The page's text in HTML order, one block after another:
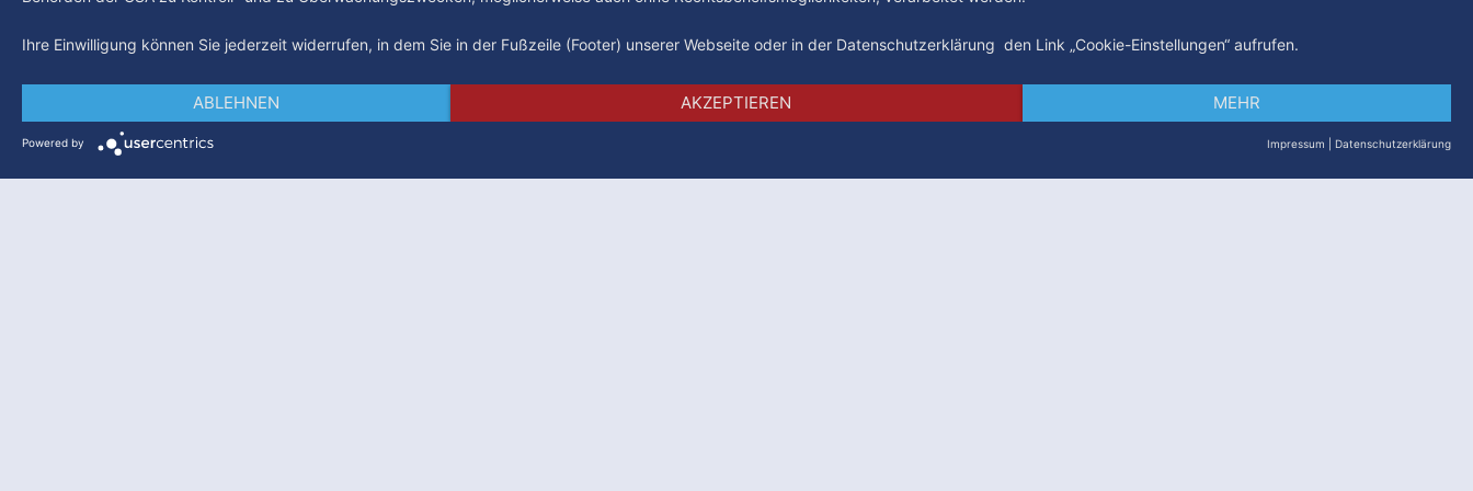
ImpressumDatenschutzAGB
Ihre Einwilligung können Sie jederzeit widerrufen, in dem Sie in der Fußzeile (Footer) unserer Webseite oder in der Datenschutzerklärung den Link „Cookie-Einstellungen“ aufrufen.
ABLEHNEN AKZEPTIEREN MEHR
Powered by Impressum Datenschutzerklärung